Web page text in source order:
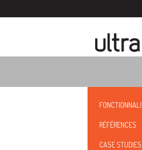
RÉFÉRENCES
CASE STUDIES